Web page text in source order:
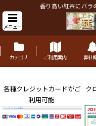
香り高い紅茶にバラ
メニュー
カテゴリ ご利用案内 弊社
各種クレジットカードがご
利用可能
ク